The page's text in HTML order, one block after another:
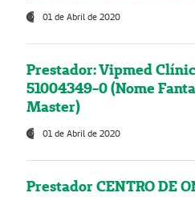
01 de Abril de 2020
Prestador: Vipmed
51004349-0 (Nome
Master)
01 de Abril de 2020
Prestador CENTRO DE